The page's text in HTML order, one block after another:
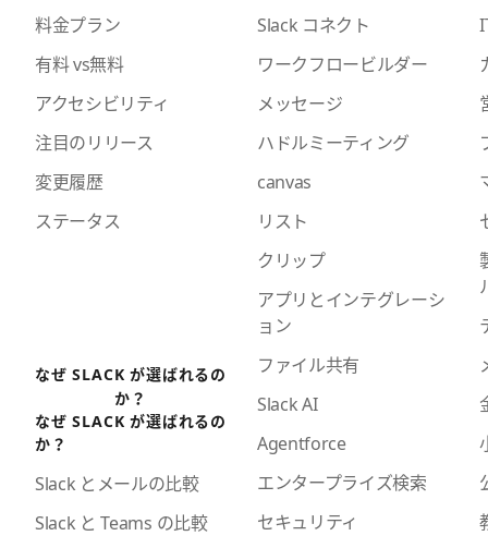
料金プラン
有料 vs無料
アクセシビリティ
注目のリリース
変更履歴
ステータス
なぜ SLACK が選ばれるの
か？
なぜ SLACK が選ばれるの
か？
Slack とメールの比較
Slack と Teams の比較
Slack コネクト
ワークフロービルダー
メッセージ
ハドルミーティング
canvas
リスト
クリップ
アプリとインテグレーシ
ョン
ファイル共有
Slack AI
Agentforce
エンタープライズ検索
セキュリティ